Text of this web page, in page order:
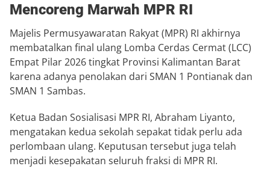
Mencoreng Marwah MPR RI
Majelis Permusyawaratan Rakyat (MPR) RI akhirnya
membatalkan final ulang Lomba Cerdas Cermat (LCC)
Empat Pilar 2026 tingkat Provinsi Kalimantan Barat
karena adanya penolakan dari SMAN 1 Pontianak dan
SMAN 1 Sambas.
Ketua Badan Sosialisasi MPR RI, Abraham Liyanto,
mengatakan kedua sekolah sepakat tidak perlu ada
perlombaan ulang. Keputusan tersebut juga telah
menjadi kesepakatan seluruh fraksi di MPR RI.